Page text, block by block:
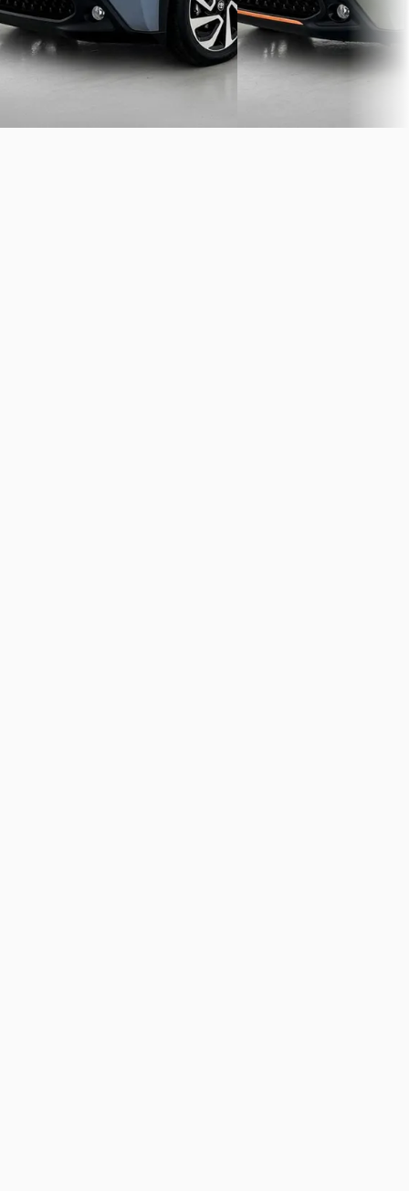
Louwman Toyota Rotterdam
·
Ridderkerk
4,2 685
Bekijk aanbieding →
Louwman Toyota
Dordrecht
4,4(377)
Bekijk aanbieding →